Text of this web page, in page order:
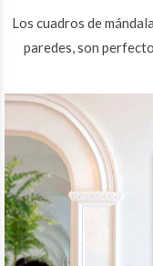
Los cuadros de
paredes, son